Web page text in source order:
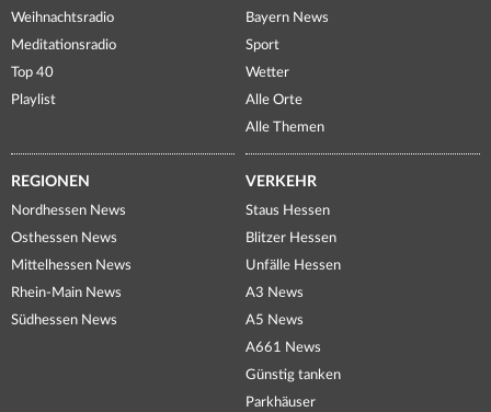
Weihnachtsradio
Meditationsradio
Top 40
Playlist
Bayern News
Sport
Wetter
Alle Orte
Alle Themen
REGIONEN
Nordhessen News
Osthessen News
Mittelhessen News
Rhein-Main News
Südhessen News
VERKEHR
Staus Hessen
Blitzer Hessen
Unfälle Hessen
A3 News
A5 News
A661 News
Günstig tanken
Parkhäuser